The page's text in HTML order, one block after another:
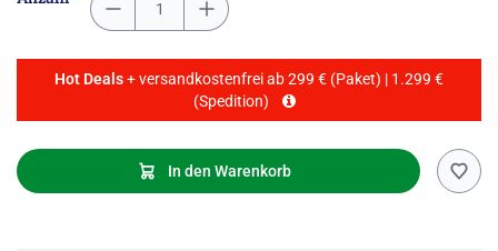
Hot Deals+ versandkostenfrei ab 299 € (Paket) | 1.299 €
(Spedition)
In den Warenkorb